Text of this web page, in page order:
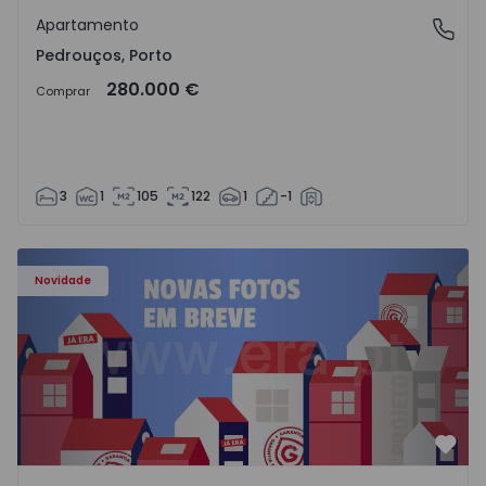
Pedrouços, Porto
Apartamento
Pedrouços, Porto
Comprar 280.000 €
3 1 105 122 1 -1
Novidade
Apartamento T3 Porto, Campanhã - 1575504 - 1